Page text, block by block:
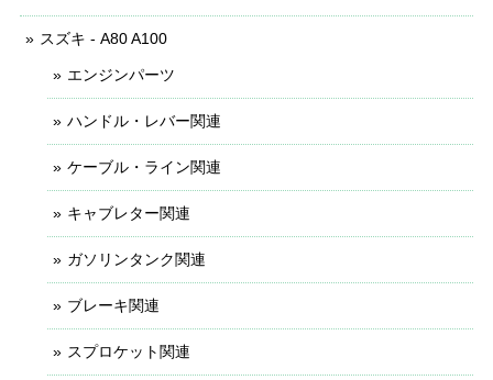
スズキ - A80 A100
エンジンパーツ
ハンドル・レバー関連
ケーブル・ライン関連
キャブレター関連
ガソリンタンク関連
ブレーキ関連
スプロケット関連